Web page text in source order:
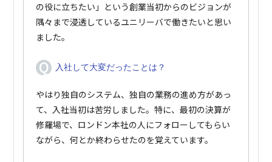
の役に立ちたい」という創業当初からのビジョンが
隅々まで浸透しているユニリーバで働きたいと思い
ました。
入社して大変だったことは？
やはり独自のシステム、独自の業務の進め方があっ
て、入社当初は苦労しました。特に、最初の決算が
修羅場で、ロンドン本社の人にフォローしてもらい
ながら、何とか終わらせたのを覚えています。